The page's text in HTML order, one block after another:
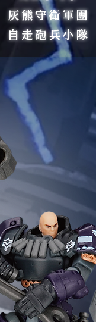
灰熊守衛軍團
自走砲兵小隊